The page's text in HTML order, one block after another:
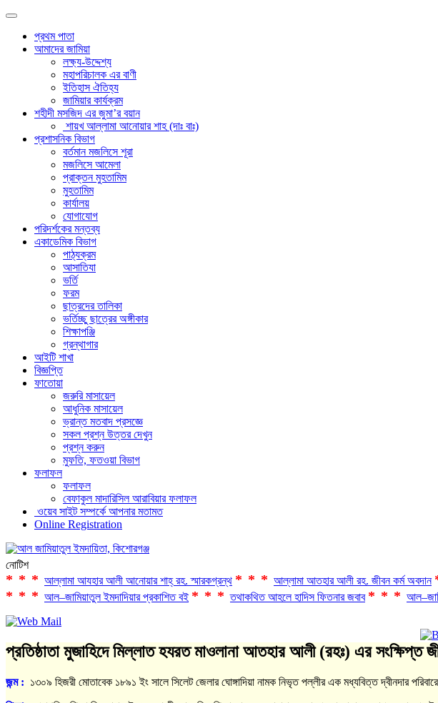
প্রথম পাতা
আমাদের জামিয়া
লক্ষ্য-উদ্দেশ্য
মহাপরিচালক এর বাণী
ইতিহাস ঐতিহ্য
জামিয়ার কার্যক্রম
শহীদী মসজিদ এর জুমা’র বয়ান
শায়খ আল্লামা আনোয়ার শাহ (দাঃ বাঃ)
প্রশাসনিক বিভাগ
বর্তমান মজলিসে শূরা
মজলিসে আমেলা
প্রাক্তন মুহতামিম
মুহতামিম
কার্যালয়
যোগাযোগ
পরিদর্শকের মন্তব্য
একাডেমিক বিভাগ
পাঠ্যক্রম
আসাতিযা
ভর্তি
ফরম
ছাত্রদের তালিকা
ভর্তিচ্ছু ছাত্রের অঙ্গীকার
শিক্ষাপঞ্জি
গ্রন্থাগার
আইটি শাখা
বিজ্ঞপ্তি
ফাতোয়া
জরুরি মাসায়েল
আধুনিক মাসায়েল
ভ্রান্ত মতবাদ প্রসজ্ঞে
সকল প্রশ্ন উত্তর দেখুন
প্রশ্ন করুন
মুফতি, ফতওয়া বিভাগ
ফলাফল
ফলাফল
বেফাকুল মাদারিসিল আরাবিয়ার ফলাফল
ওয়েব সাইট সম্পর্কে আপনার মতামত
Online Registration
নোটিশ
*** আল্লামা আযহার আলী আনোয়ার শাহ্‌ রহ. স্মারকগ্রন্থ *** আল্লামা আতহার আলী রহ. জীবন কর্ম অবদান
*** আল–জামিয়াতুল ইমদাদিয়ার প্রকাশিত বই ***তথাকথিত আহলে হাদিস ফিতনার জবাব ***
প্রতিষ্ঠাতা মুজাহিদে মিল্লাত হযরত মাওলানা আতহার আলী (রহঃ) এর সংক্ষিপ্ত
জন্ম : ১৩০৯ হিজরী মোতাবেক ১৮৯১ ইং সালে সিলেট জেলার ঘোঙ্গাদিয়া নামক নিভৃত পল্লীর এক মধ্যবিত্ত দ্বীনদার